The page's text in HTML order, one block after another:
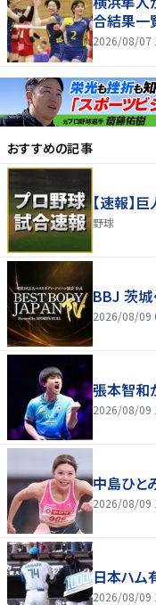
合結果一
2026/08/07
おすすめの記事
【速報】
野球
BBJ 茨城
2026/08/09
張本智和
2026/08/09
中島ひと
2026/08/09
日本ハム
2026/08/09